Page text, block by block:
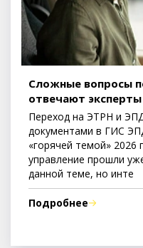
Сложные вопросы
отвечают
Переход на ЭТРН и
документами в ГИС
«горячей темой»
управление прошли
данной теме, но инте
Подробнее